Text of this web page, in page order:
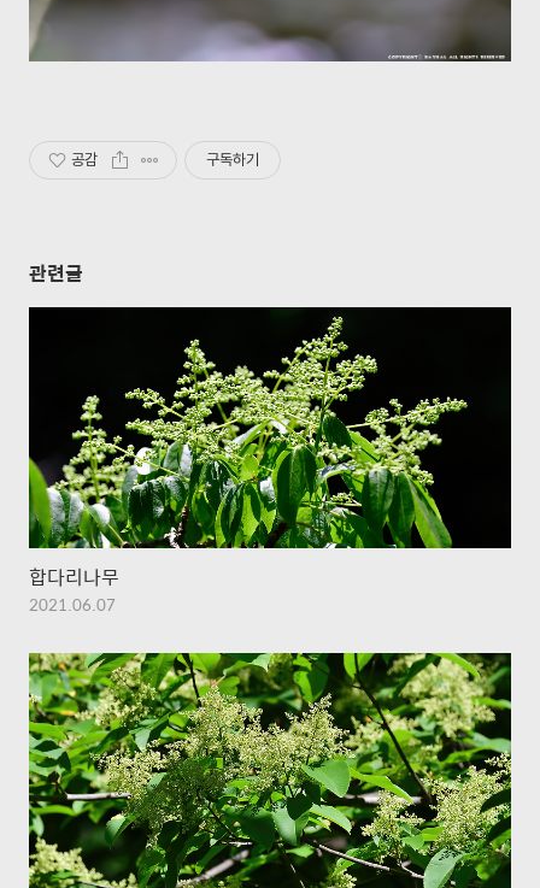
공감 구독하기
관련글
합다리나무
2021.06.07